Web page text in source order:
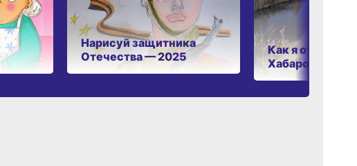
Нарисуй защитника
Отечества — 2025
Как я отдыхаю в
Хабаровском